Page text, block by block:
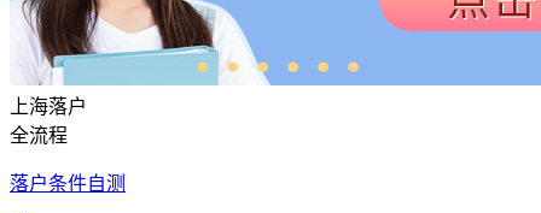
上海落户
全流程
落户条件自测